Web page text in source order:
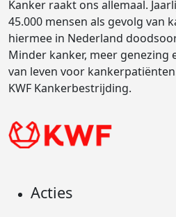
Kanker raakt ons allemaal.
45.000 mensen als gevolg van
hiermee in Nederland
Minder kanker, meer genezing
van leven voor
KWF Kankerbestrijding.
Acties